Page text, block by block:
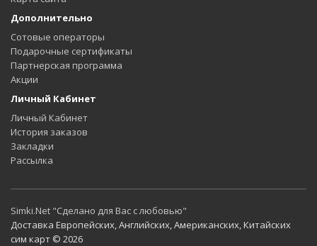
Дополнительно
Сотовые операторы
Подарочные сертификаты
Партнерская программа
Акции
Личный Кабинет
Личный Кабинет
История заказов
Закладки
Рассылка
Simki.Net "Сделано для Вас с любовью"
Доставка Европейских, Английских, Американских, Китайских
сим карт © 2026